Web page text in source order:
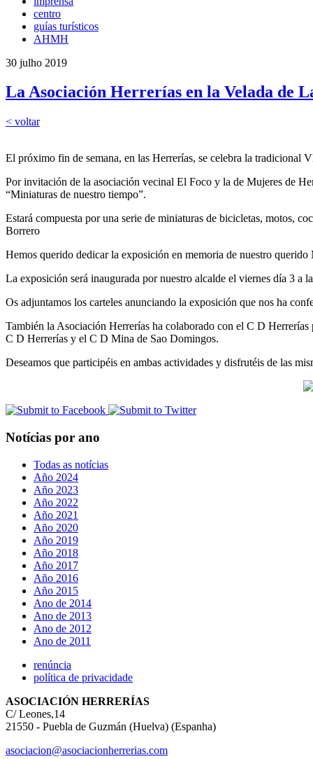
centro
guías turísticos
AHMH
30 julho 2019
La Asociación Herrerías en la Velada de
< voltar
El próximo fin de semana, en las Herrerías, se celebra la tradicional
Por invitación de la asociación vecinal El Foco y la de Mujeres de
“Miniaturas de nuestro tiempo”.
Estará compuesta por una serie de miniaturas de bicicletas, motos,
Borrero
Hemos querido dedicar la exposición en memoria de nuestro
La exposición será inaugurada por nuestro alcalde el viernes día 3 a
Os adjuntamos los carteles anunciando la exposición que nos ha
También la Asociación Herrerías ha colaborado con el C D
C D Herrerías y el C D Mina de Sao Domingos.
Deseamos que participéis en ambas actividades y disfrutéis de las
Notícias por ano
Todas as notícias
Año 2024
Año 2023
Año 2022
Año 2021
Año 2020
Año 2019
Año 2018
Año 2017
Año 2016
Año 2015
Ano de 2014
Ano de 2013
Ano de 2012
Ano de 2011
renúncia
política de privacidade
ASOCIACIÓN HERRERÍAS
C/ Leones,14
21550 - Puebla de Guzmán (Huelva) (Espanha)
asociacion@asociacionherrerias.com